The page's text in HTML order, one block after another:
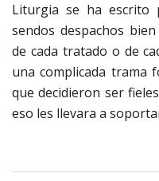
Liturgia se ha escrito
sendos despachos
de cada tratado o de
una complicada trama
que decidieron ser
eso les llevara a